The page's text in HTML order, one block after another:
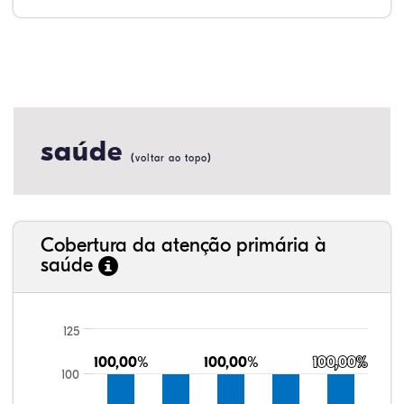
saúde (voltar ao topo)
Cobertura da atenção primária à
saúde
100,00%
100,00% 100,00%
100,00% 100,00%
100,00%
100
125